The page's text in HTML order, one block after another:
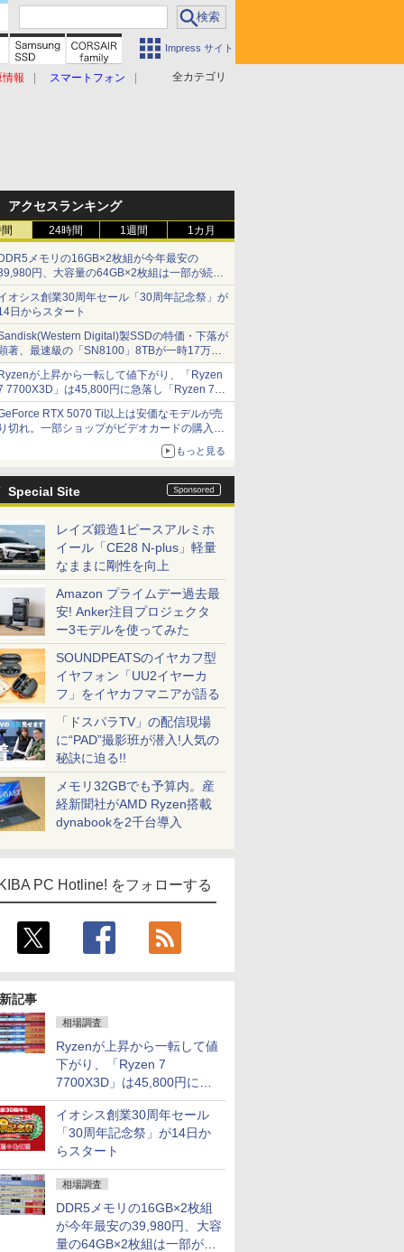
Impress サイト
全カテゴリ
情報 スマートフォン
アクセスランキング
24時間 1週間 1カ月
メモリの16GB×2枚組が今年最安の
円、大容量の64GB×2枚組は一部が続騰
月前半のメモリ価格]
オシス創業30周年セール「30周年記念祭」が
日からスタート
Digital)製SSDの特価・下落が
著、最速級の「SN8100」8TBが一時17万円
れ [8月前半のSSD価格]
が上昇から一転して値下がり、「Ryzen
7700X3D」は45,800円に急落し「Ryzen 7
」との価格逆転解消 [8月前半のCPU
格]
RTX 5070 Ti以上は安価なモデルが売
切れ。一部ショップがビデオカードの購入制
を実施したニュースが注目を集める AKIBA
Hotline! 先週のアクセスランキング 26年7月
もっと見る
Special Site
レイズ鍛造1ピースアルミホ
イール「CE28 N-plus」軽量
なままに剛性を向上
Amazon プライムデー過去最
安! Anker注目プロジェクタ
ー3モデルを使ってみた
SOUNDPEATSのイヤカフ型
イヤフォン「UU2イヤーカ
フ」をイヤカフマニアが語る
「ドスパラTV」の配信現場
に“PAD”撮影班が潜入!人気の
秘訣に迫る!!
メモリ32GBでも予算内。産
経新聞社がAMD Ryzen搭載
dynabookを2千台導入
PC Hotline! をフォローする
記事
相場調査
Ryzenが上昇から一転して値
下がり、「Ryzen 7
7700X3D」は45,800円に急
落し「Ryzen 7 7800X3D」
との価格逆転解消 [8月前半の
CPU価格]
イオシス創業30周年セール
「30周年記念祭」が14日か
らスタート
相場調査
DDR5メモリの16GB×2枚組
が今年最安の39,980円、大容
量の64GB×2枚組は一部が続